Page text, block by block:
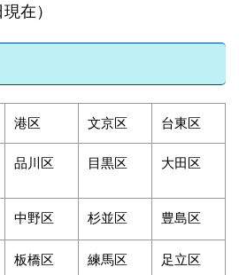
在）
港区 文京区 台東区
品川区 目黒区 大田区
中野区 杉並区 豊島区
板橋区 練馬区 足立区